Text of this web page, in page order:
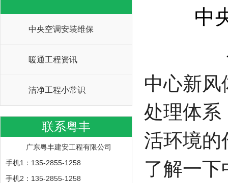
中央空调安装维保
暖通工程资讯
洁净工程小常识
联系粤丰
广东粤丰建安工程有限公司
手机1：135-2855-1258
手机2：135-2855-1258
中
中心新风
处理体系
活环境的
了解一